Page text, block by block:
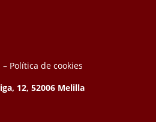
– Política de cookies
12, 52006 Melilla